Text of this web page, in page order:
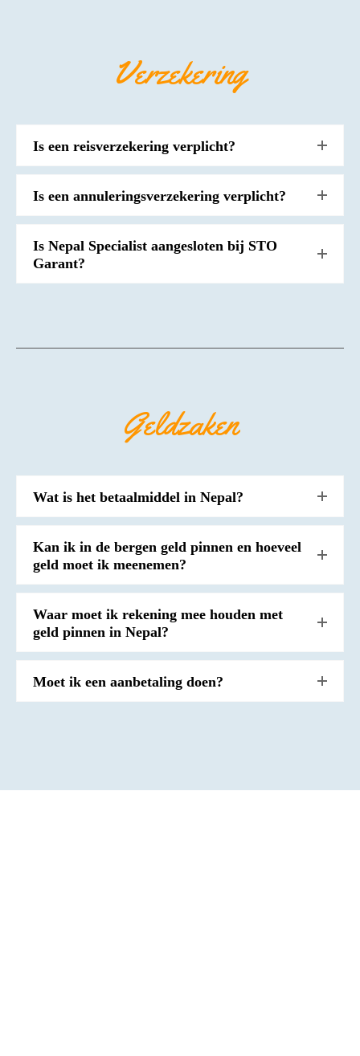
Verzekering
Is een reisverzekering verplicht?
Is een annuleringsverzekering verplicht?
Is Nepal Specialist aangesloten bij STO
Garant?
Geldzaken
Wat is het betaalmiddel in Nepal?
Kan ik in de bergen geld pinnen en hoeveel
geld moet ik meenemen?
Waar moet ik rekening mee houden met
geld pinnen in Nepal?
Moet ik een aanbetaling doen?